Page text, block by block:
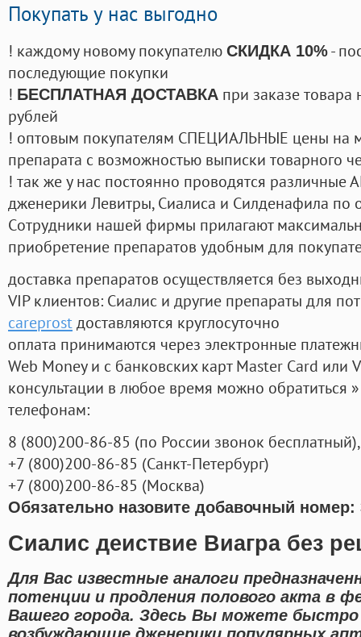
Покупать у нас выгодно
! каждому новому покупателю СКИДКА 10%-
последующие покупки
! БЕСПЛАТНАЯ ДОСТАВКА при заказе
рублей
! оптовым покупателям СПЕЦИАЛЬНЫЕ цены на
препарата с возможностью выписки товарного
! так же у нас постоянно проводятся
дженерики Левитры, Сиалиса и Силденафила по
Cотрудники нашей фирмы прилагают
приобретение препаратов удобным для
доставка препаратов осуществляется без
VIP клиентов: Сиалис и другие препараты для
careprostдоставляются круглосуточно
оплата принимаются через электронные
Web Money и с банковских карт Master Card или
консультации в любое время можно обратиться
телефонам:
8 (800)200-86-85 (по России звонок бесплатный),
+7 (800)200-86-85 (Санкт-Петербург)
+7 (800)200-86-85 (Москва)
Обязательно назовите добавочный номер:
Сиалис деиствие Виагра без
Для Вас известные аналоги
потенции и продления полового акта в
Вашего города. Здесь Вы можете быстро